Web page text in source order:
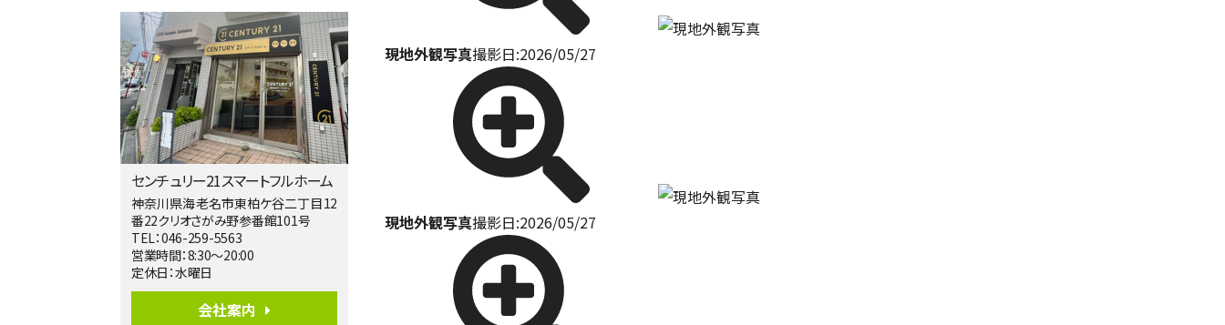
淵野辺駅
歩17分
南側道路に面しており日当たり良好。 キ
ッチンから…
第5位
3,680万円
4ＬＤＫ
橋本駅
バ19分・歩8分
開放感があり日当たり良好な南西・北西角
地区画。 …
第6位
3,680万円
4ＳＬＤＫ
リビングダイニング部分の床暖房完備 車
センチュリー21スマートフルホーム
神奈川県海老名市東柏ケ谷二丁目12
番22クリオさがみ野参番館101号
TEL：046-259-5563
営業時間：8:30～20:00
定休日：水曜日
会社案内
現地外観写真撮影日:2026/05/27
現地外観写真撮影日:2026/05/27